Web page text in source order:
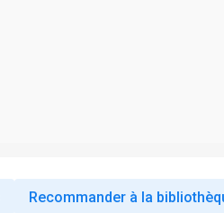
Recommander à la